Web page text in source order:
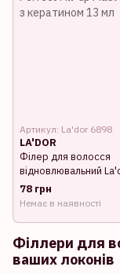
Артикул: La'dor 6898
LA'DOR
Філер для волосся
відновлювальний
Perfect Fill-up Mauve
кератином 13 мл
78 грн
Немає в наявності
Філлери для
ваших локонів